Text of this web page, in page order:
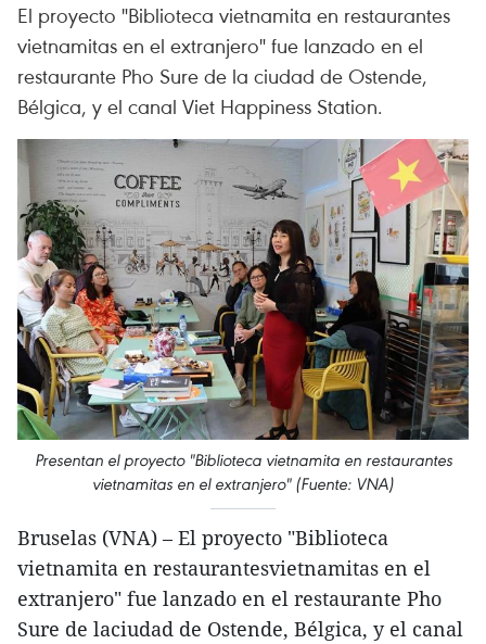
El proyecto "Biblioteca vietnamita en restaurantes
vietnamitas en el extranjero" fue lanzado en el
restaurante Pho Sure de la ciudad de Ostende,
Bélgica, y el canal Viet Happiness Station.
Presentan el proyecto "Biblioteca vietnamita en restaurantes
vietnamitas en el extranjero" (Fuente: VNA)
Bruselas (VNA) – El proyecto "Biblioteca
vietnamita en restaurantesvietnamitas en el
extranjero" fue lanzado en el restaurante Pho
Sure de laciudad de Ostende, Bélgica, y el canal